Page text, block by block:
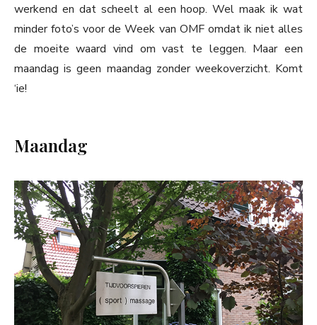
werkend en dat scheelt al een hoop. Wel maak ik wat
minder foto’s voor de Week van OMF omdat ik niet alles
de moeite waard vind om vast te leggen. Maar een
maandag is geen maandag zonder weekoverzicht. Komt
‘ie!
Maandag